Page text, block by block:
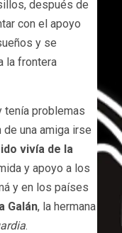
después de
con el apoyo
y se
la frontera
tenía problemas
una amiga irse
vivía de la
y apoyo a los
y en los países
Galán, la hermana
.